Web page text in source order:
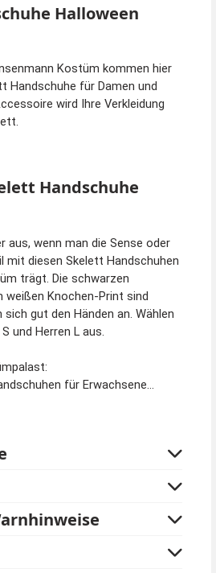
Halloween
Kostüm kommen hier
Handschuhe für Damen und
wird Ihre Verkleidung
Handschuhe
aus, wenn man die Sense oder
mit diesen Skelett Handschuhen
trägt. Die schwarzen
weißen Knochen-Print sind
gut den Händen an. Wählen
und Herren L aus.
für Erwachsene
Kostüm günstig selber
Kostüm, das nicht viel
ausgeben möchte, findet